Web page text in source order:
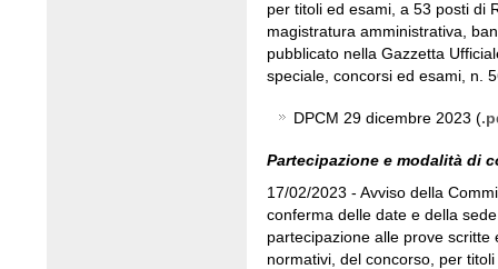
per titoli ed esami, a 53 posti di
magistratura amministrativa,
pubblicato nella Gazzetta
speciale, concorsi ed esami, n.
DPCM 29 dicembre 2023 (
Partecipazione e modalità di
17/02/2023 - Avviso della
conferma delle date e della
partecipazione alle prove
normativi, del concorso, per